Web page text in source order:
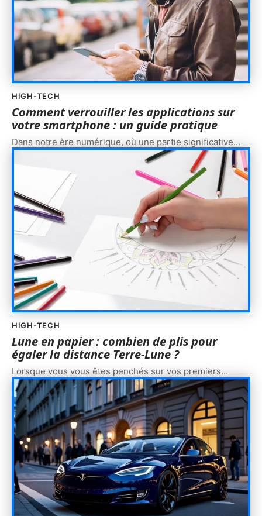
HIGH-TECH
Comment verrouiller les applications sur
votre smartphone : un guide pratique
Dans notre ère numérique, où une partie significative…
HIGH-TECH
Lune en papier : combien de plis pour
égaler la distance Terre-Lune ?
Lorsque vous vous êtes penchés sur vos premiers…